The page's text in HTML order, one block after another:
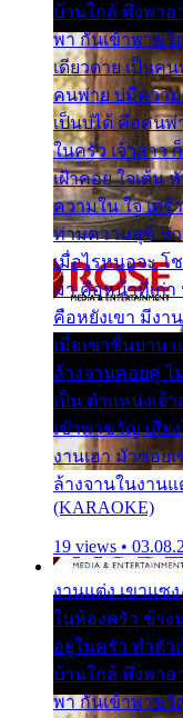
บ้านใกล้ พึ่งพาอ
พา กันเข้าพาขวั
เดียวดาย เป็นค
คนพ่าย บ่มีความ
เป็นบ่ได้ คือคนพ่
ในครัว เจ้าสาว
เฝ้าคอย ใจเต้น
ความใน ใจ เศ
ท่ามความสุขี ช่ว
เมื่อไรหนอจะ โ
มา คือหน้าที่เก่า
คือหยังเขา มีงา
เมื่อเขาชื่นบาน
ล้างจานคอยคู่ ไ
เป็น ตำแหน่งเจ้
เข้าพาขวัญ เสีย
งานเฮา มัวซอย
ล้างจานในงานแ
(KARAOKE)
19 views •
งานแต่ง เขาแซ
ในห้องครัว ข้าง
อยู่ในครัว ทำตัว
บ้านใกล้ พึ่งพาอ
พา กันเข้าพาขวั